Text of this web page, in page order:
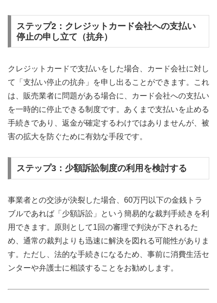
ステップ2：クレジットカード会社への支払い
停止の申し立て（抗弁）
クレジットカードで支払いをした場合、カード会社に対し
て「支払い停止の抗弁」を申し出ることができます。これ
は、販売業者に問題がある場合に、カード会社への支払い
を一時的に停止できる制度です。あくまで支払いを止める
手続きであり、返金が確定するわけではありませんが、被
害の拡大を防ぐために有効な手段です。
ステップ3：少額訴訟制度の利用を検討する
事業者との交渉が決裂した場合、60万円以下の金銭トラ
ブルであれば「少額訴訟」という簡易的な裁判手続きを利
用できます。原則として1回の審理で判決が下されるた
め、通常の裁判よりも迅速に解決を図れる可能性がありま
す。ただし、法的な手続きになるため、事前に消費生活セ
ンターや弁護士に相談することをお勧めします。